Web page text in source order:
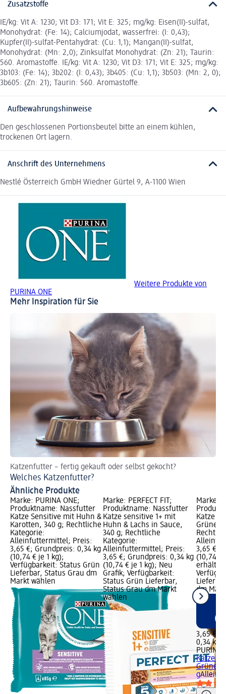
Zusatzstoffe
IE/kg: Vit A: 1230; Vit D3: 171; Vit E: 325; mg/kg: Eisen(II)-sulfat,
Monohydrat: (Fe: 14); Calciumjodat, wasserfrei: (I: 0,43);
Kupfer(II)-sulfat-Pentahydrat: (Cu: 1,1); Mangan(II)-sulfat,
Monohydrat: (Mn: 2,0); Zinksulfat Monohydrat: (Zn: 21); Taurin:
560. Aromastoffe. IE/kg: Vit A: 1230; Vit D3: 171; Vit E: 325; mg/kg:
3b103: (Fe: 14); 3b202: (I: 0,43); 3b405: (Cu: 1,1); 3b503: (Mn: 2, 0);
3b605: (Zn: 21); Taurin: 560. Aromastoffe.
Aufbewahrungshinweise
Den geschlossenen Portionsbeutel bitte an einem kühlen,
trockenen Ort lagern.
Anschrift des Unternehmens
Nestlé Österreich GmbH Wiedner Gürtel 9, A-1100 Wien
Weitere Produkte von
PURINA ONE
Mehr Inspiration für Sie
Katzenfutter – fertig gekauft oder selbst gekocht?
Welches Katzenfutter?
Ähnliche Produkte
Marke: PURINA ONE;
Produktname: Nassfutter
Katze Sensitive mit Huhn &
Karotten, 340 g; Rechtliche
Kategorie:
Alleinfuttermittel; Preis:
3,65 €; Grundpreis: 0,34 kg
(10,74 € je 1 kg);
Verfügbarkeit: Status Grün
Lieferbar, Status Grau dm
Markt wählen
Marke: PERFECT FIT;
Produktname: Nassfutter
Katze sensitive 1+ mit
Huhn & Lachs in Sauce,
340 g; Rechtliche
Kategorie:
Alleinfuttermittel; Preis:
3,65 €; Grundpreis: 0,34 kg
(10,74 € je 1 kg); Neu
Grafik; Verfügbarkeit:
Status Grün Lieferbar,
Status Grau dm Markt
wählen
Marke:
Katze
Grüne
3,65 €;
(10,74 €
dm
3,65 €
0,34 kg
PURINA
Katze
Grüne
g